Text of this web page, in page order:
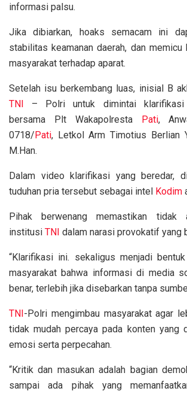
informasi palsu.
Jika dibiarkan, hoaks semacam ini
stabilitas keamanan daerah, dan memicu
masyarakat terhadap aparat.
Setelah isu berkembang luas, inisial B
TNI – Polri untuk dimintai klarifikasi
bersama Plt Wakapolresta Pati,
0718/Pati, Letkol Arm Timotius Berlian
M.Han.
Dalam video klarifikasi yang beredar,
tuduhan pria tersebut sebagai intel Kodim
Pihak berwenang memastikan tidak
institusi TNI dalam narasi provokatif yang
“Klarifikasi ini. sekaligus menjadi
masyarakat bahwa informasi di media
benar, terlebih jika disebarkan tanpa
TNI-Polri mengimbau masyarakat agar
tidak mudah percaya pada konten yang
emosi serta perpecahan.
“Kritik dan masukan adalah bagian
sampai ada pihak yang